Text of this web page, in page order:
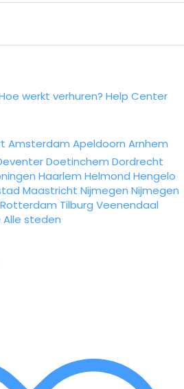
werkt verhuren? Help Center
Amsterdam Apeldoorn Arnhem
Doetinchem Dordrecht
Haarlem Helmond Hengelo
Maastricht Nijmegen Nijmegen
Rotterdam Tilburg Veenendaal
Alle steden